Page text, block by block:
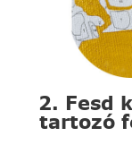
2. Fesd
tartozó